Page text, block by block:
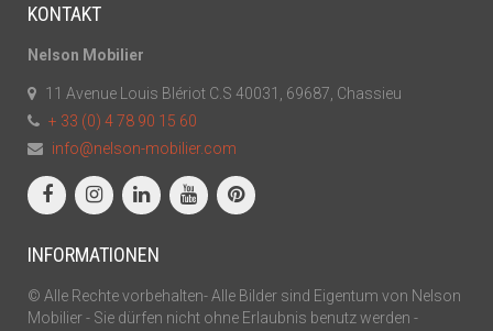
KONTAKT
Nelson Mobilier
11 Avenue Louis Blériot C.S 40031, 69687, Chassieu
+ 33 (0) 4 78 90 15 60
info@nelson-mobilier.com
INFORMATIONEN
© Alle Rechte vorbehalten- Alle Bilder sind Eigentum von Nelson
Mobilier - Sie dürfen nicht ohne Erlaubnis benutz werden -